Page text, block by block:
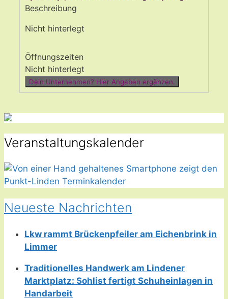
Beschreibung
Nicht hinterlegt
Öffnungszeiten
Nicht hinterlegt
Dein Unternehmen? Hier Angaben ergänzen.
Veranstaltungskalender
Neueste Nachrichten
Lkw rammt Brückenpfeiler am Eichenbrink in
Limmer
Traditionelles Handwerk am Lindener
Marktplatz: Sohlist fertigt Schuheinlagen in
Handarbeit